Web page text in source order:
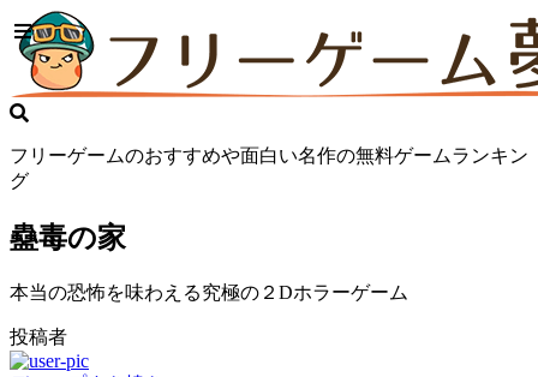
フリーゲームのおすすめや面白い名作の無料ゲームランキン
グ
蠱毒の家
本当の恐怖を味わえる究極の２Dホラーゲーム
投稿者